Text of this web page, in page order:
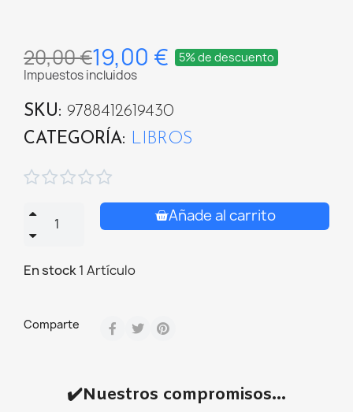
20,00 €19,00 € 5% de descuento
Impuestos incluidos
SKU
9788412619430
CATEGORÍA
LIBROS

Añade al carrito
En stock1 Artículo
Comparte
✔️Nuestros compromisos...